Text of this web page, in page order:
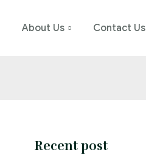
About Us Contact Us
Recent post